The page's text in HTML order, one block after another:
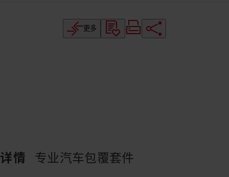
更多
详情 专业汽车包覆套件